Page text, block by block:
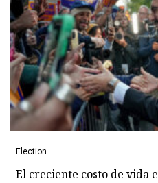
Election
El creciente costo de vida